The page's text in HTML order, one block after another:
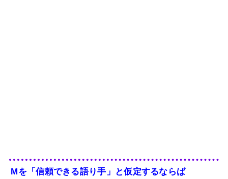
Mを「信頼できる語り手」と仮定するならば